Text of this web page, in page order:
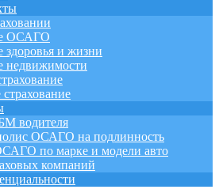
ОСАГО
здоровья и жизни
недвижимости
водителя
ОСАГО на подлинность
по марке и модели авто
компаний